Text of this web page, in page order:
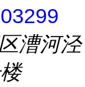
漕河泾